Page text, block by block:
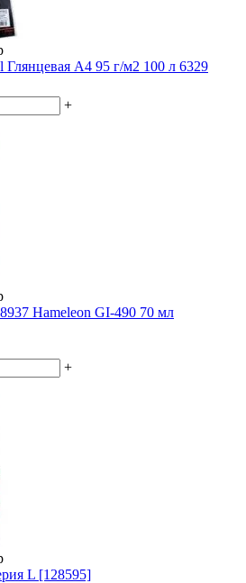
Глянцевая A4 95 г/м2 100 л 6329
+
Hameleon GI-490 70 мл
+
L [128595]